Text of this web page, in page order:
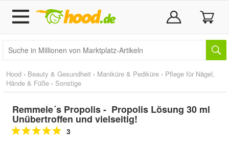
Hood › Beauty & Gesundheit › Maniküre & Pediküre › Pflege für Nägel,
Hände & Füße › Sonstige
Remmele´s Propolis - Propolis Lösung 30 ml
Unübertroffen und vielseitig!
3